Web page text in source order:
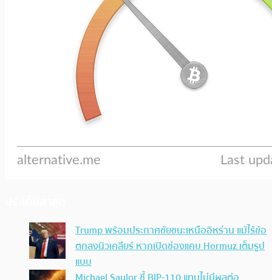
Trump พร้อมประกาศชัยชนะเหนืออิหร่าน แม้ไร้ข้อ
ตกลงนิวเคลียร์ หากเปิดช่องแคบ Hormuz เต็มรูป
แบบ